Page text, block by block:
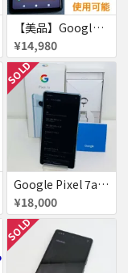
【美品】Google Pixel 6a 128GB 赤ロム
¥14,980
SOLD
Google Pixel 7a 128GB 新品同様 SIMフリー 赤ロム SoftBank ジャンク シー 送料無料
¥18,000
SOLD